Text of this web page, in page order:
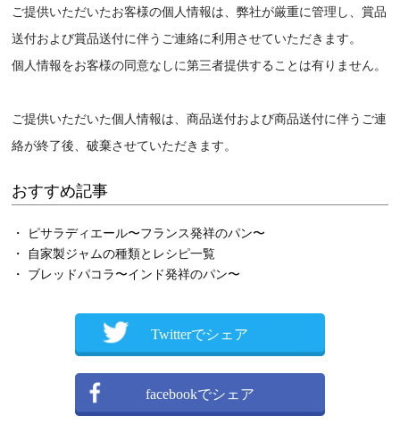
ご提供いただいたお客様の個人情報は、弊社が厳重に管理し、賞品
送付および賞品送付に伴うご連絡に利用させていただきます。
個人情報をお客様の同意なしに第三者提供することは有りません。
ご提供いただいた個人情報は、商品送付および商品送付に伴うご連
絡が終了後、破棄させていただきます。
おすすめ記事
・ ピサラディエール〜フランス発祥のパン〜
・ 自家製ジャムの種類とレシピ一覧
・ ブレッドパコラ〜インド発祥のパン〜
Twitterでシェア
facebookでシェア